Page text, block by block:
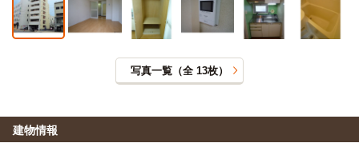
写真一覧（全 13枚）
建物情報